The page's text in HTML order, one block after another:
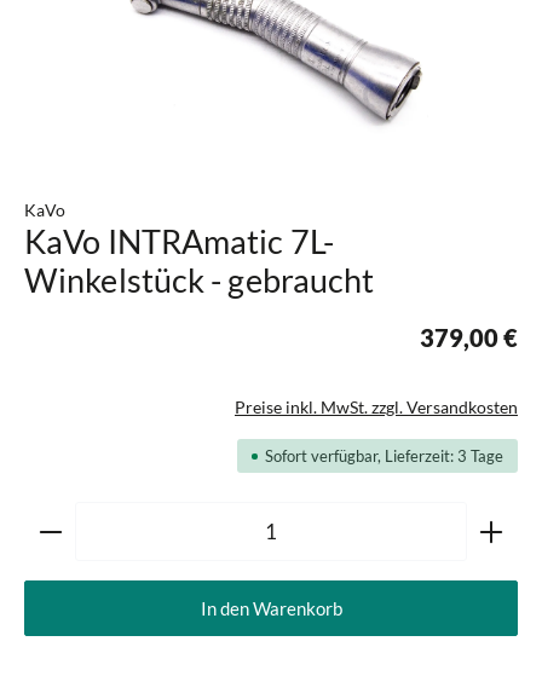
KaVo
KaVo INTRAmatic 7L-
Winkelstück - gebraucht
379,00 €
Preise inkl. MwSt. zzgl. Versandkosten
Sofort verfügbar, Lieferzeit: 3 Tage
Produkt Anzahl: Gib den gewünschten Wert ein oder
In den Warenkorb